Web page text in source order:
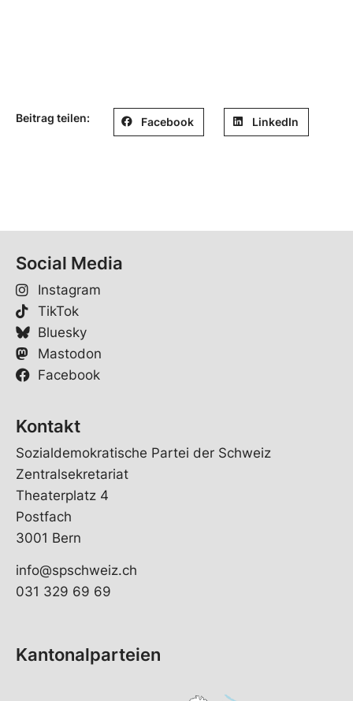
Beitrag teilen: Facebook LinkedIn
Social Media
Instagram
TikTok
Bluesky
Mastodon
Facebook
Kontakt
Sozialdemokratische Partei der Schweiz
Zentralsekretariat
Theaterplatz 4
Postfach
3001 Bern
info@spschweiz.ch
031 329 69 69
Kantonalparteien